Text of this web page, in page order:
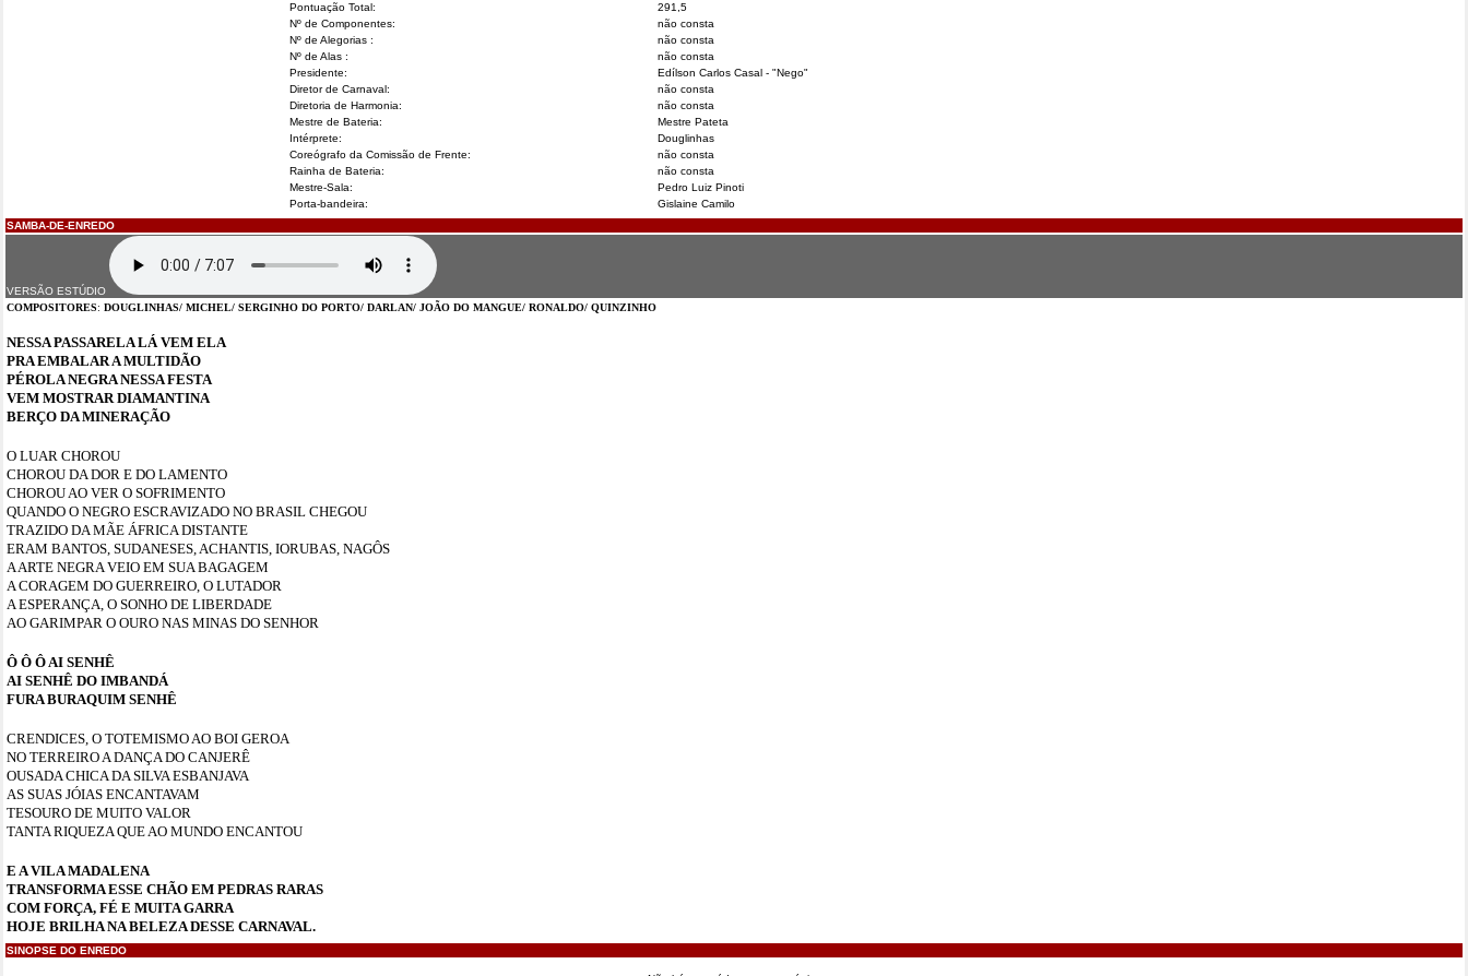
Pontuação Total:
291,5
Nº de Componentes:
não consta
Nº de Alegorias :
não consta
Nº de Alas :
não consta
Presidente:
Edílson Carlos Casal - "Nego"
Diretor de Carnaval:
não consta
Diretoria de Harmonia:
não consta
Mestre de Bateria:
Mestre Pateta
Intérprete:
Douglinhas
Coreógrafo da Comissão de Frente:
não consta
Rainha de Bateria:
não consta
Mestre-Sala:
Pedro Luiz Pinoti
Porta-bandeira:
Gislaine Camilo
SAMBA-DE-ENREDO
VERSÃO ESTÚDIO
COMPOSITORES: DOUGLINHAS/ MICHEL/ SERGINHO DO PORTO/ DARLAN/ JOÃO DO MANGUE/ RONALDO/ QUINZINHO
NESSA PASSARELA LÁ VEM ELA
PRA EMBALAR A MULTIDÃO
PÉROLA NEGRA NESSA FESTA
VEM MOSTRAR DIAMANTINA
BERÇO DA MINERAÇÃO
O LUAR CHOROU
CHOROU DA DOR E DO LAMENTO
CHOROU AO VER O SOFRIMENTO
QUANDO O NEGRO ESCRAVIZADO NO BRASIL CHEGOU
TRAZIDO DA MÃE ÁFRICA DISTANTE
ERAM BANTOS, SUDANESES, ACHANTIS, IORUBAS, NAGÔS
A ARTE NEGRA VEIO EM SUA BAGAGEM
A CORAGEM DO GUERREIRO, O LUTADOR
A ESPERANÇA, O SONHO DE LIBERDADE
AO GARIMPAR O OURO NAS MINAS DO SENHOR
Ô Ô Ô AI SENHÊ
AI SENHÊ DO IMBANDÁ
FURA BURAQUIM SENHÊ
CRENDICES, O TOTEMISMO AO BOI GEROA
NO TERREIRO A DANÇA DO CANJERÊ
OUSADA CHICA DA SILVA ESBANJAVA
AS SUAS JÓIAS ENCANTAVAM
TESOURO DE MUITO VALOR
TANTA RIQUEZA QUE AO MUNDO ENCANTOU
E A VILA MADALENA
TRANSFORMA ESSE CHÃO EM PEDRAS RARAS
COM FORÇA, FÉ E MUITA GARRA
HOJE BRILHA NA BELEZA DESSE CARNAVAL.
SINOPSE DO ENREDO